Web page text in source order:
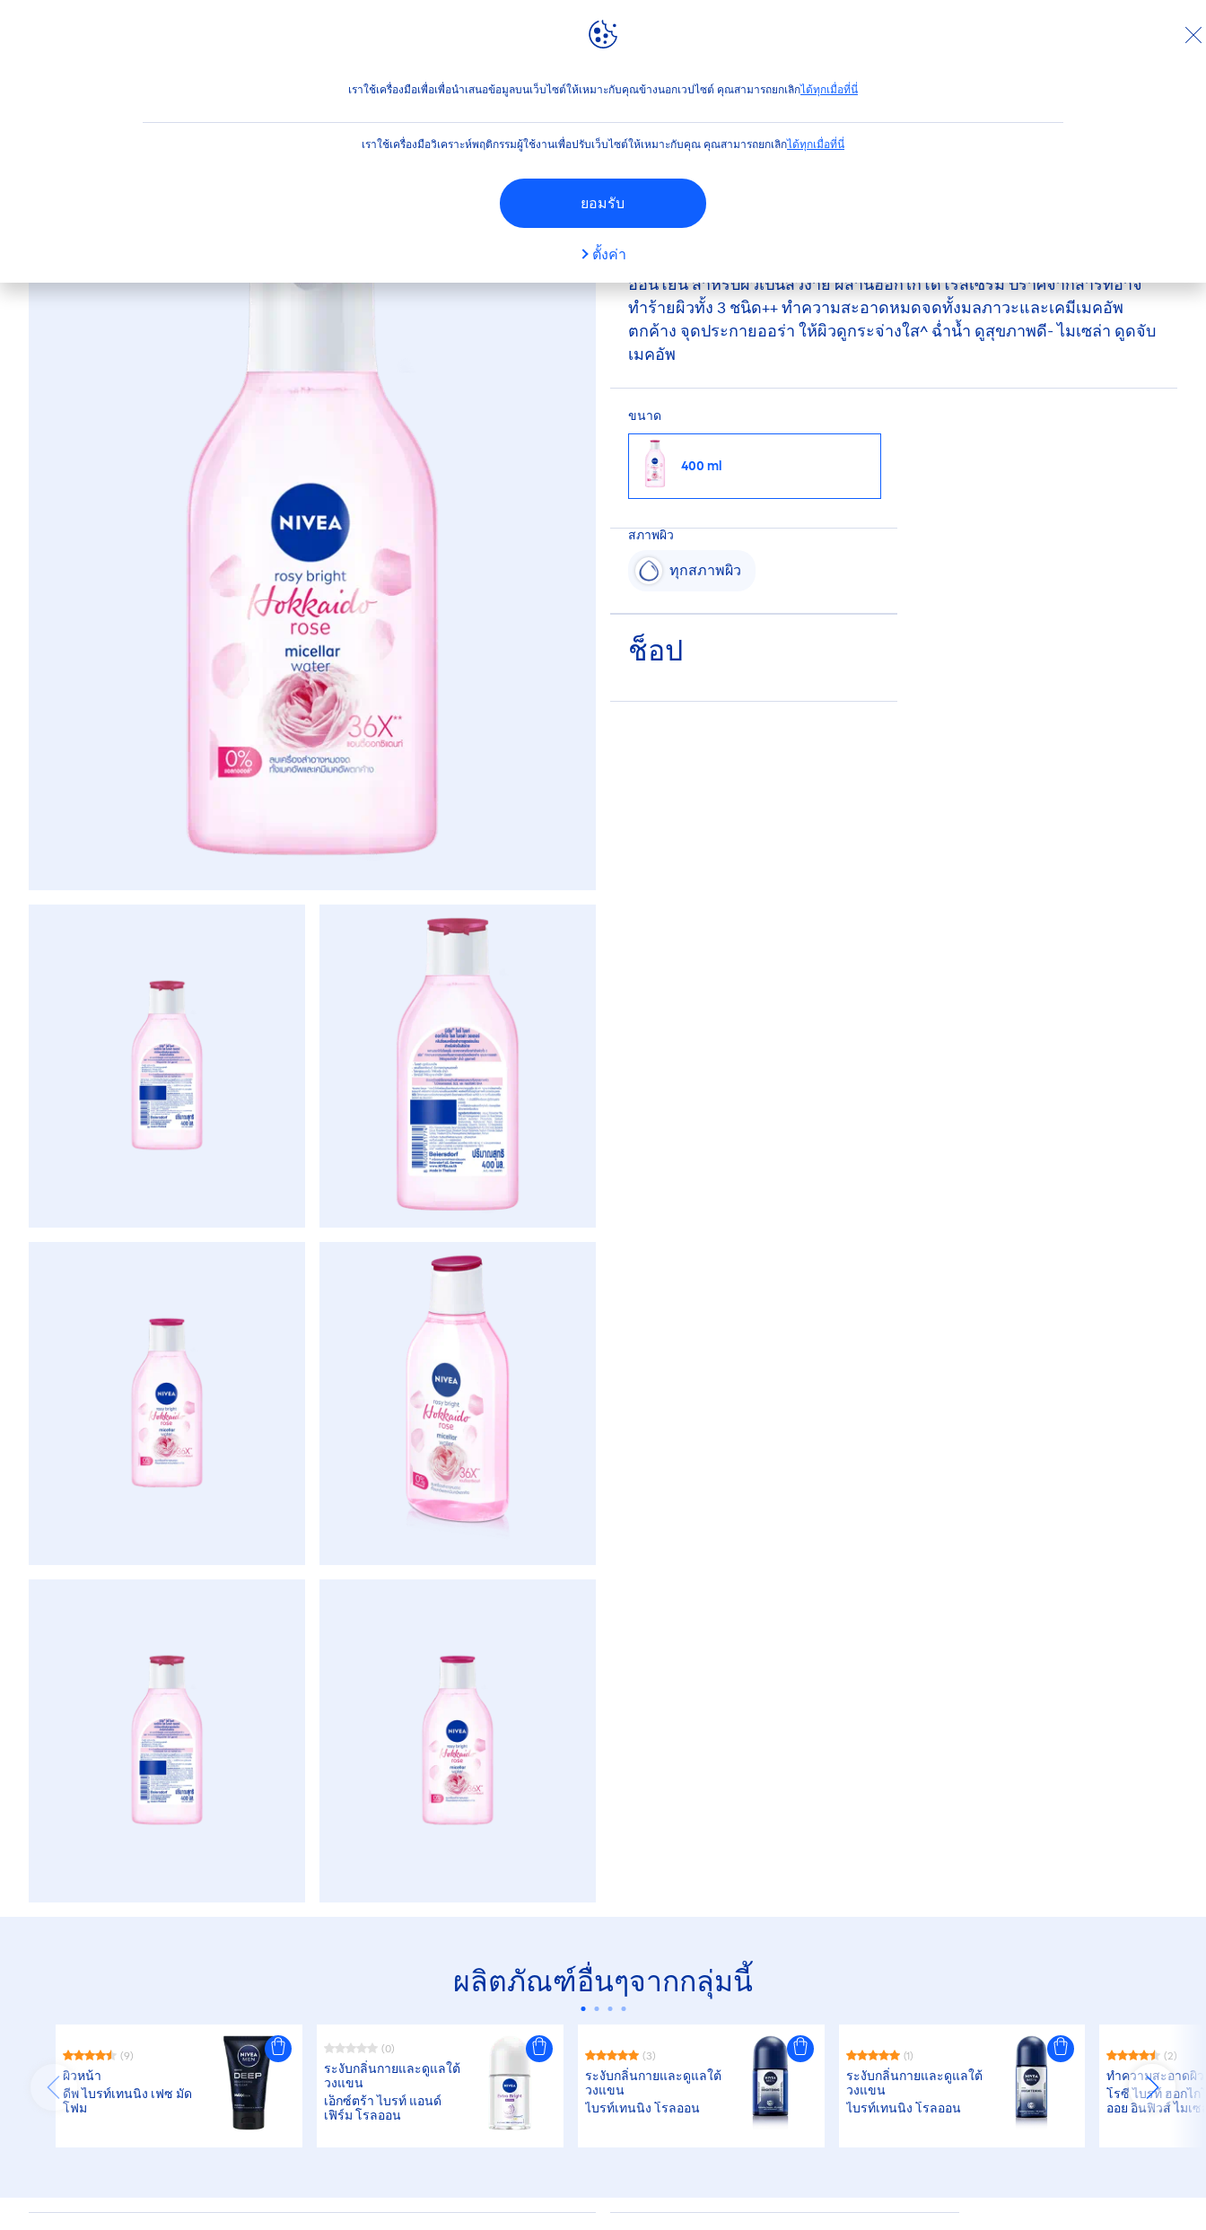
เราใช้เครื่องมือเพื่อเพื่อนำเสนอข้อมูลบนเว็บไซต์ให้เหมาะกับคุณข้างนอกเวปไซต์ คุณสามารถยกเลิกได้ทุกเมื่อที่นี่
เราใช้เครื่องมือวิเคราะห์พฤติกรรมผู้ใช้งานเพื่อปรับเว็บไซต์ให้เหมาะกับคุณ คุณสามารถยกเลิกได้ทุกเมื่อที่นี่
ยอมรับ
ตั้งค่า
ผลิตภัณฑ์ทำความสะอาดผิวหน้า โรซี่ ไบรท์ ฮอกไกโด โรส ไมเซล่า วอเตอร์
(14)
โรซี่ ไบรท์ ฮอกไกโด โรส ไมเซล่า วอเตอร์
อ่อนโยน สำหรับผิวเป็นสิวง่าย ผสานฮอกไกโดโรสเซรั่ม ปราศจากสารที่อาจ
ทำร้ายผิวทั้ง 3 ชนิด++ ทำความสะอาดหมดจดทั้งมลภาวะและเคมีเมคอัพ
ตกค้าง จุดประกายออร่า ให้ผิวดูกระจ่างใส^ ฉ่ำน้ำ ดูสุขภาพดี- ไมเซล่า ดูดจับ
เมคอัพ
ขนาด
400 ml
สภาพผิว
ทุกสภาพผิว
ช็อป
ผลิตภัณฑ์อื่นๆจากกลุ่มนี้
(9)
ผิวหน้า
ดีพ ไบรท์เทนนิ่ง เฟซ มัด
โฟม
(0)
ระงับกลิ่นกายและดูแลใต้
วงแขน
เอ็กซ์ตร้า ไบรท์ แอนด์
เฟิร์ม โรลออน
(3)
ระงับกลิ่นกายและดูแลใต้
วงแขน
ไบรท์เทนนิ่ง โรลออน
(1)
ระงับกลิ่นกายและดูแลใต้
วงแขน
ไบรท์เทนนิ่ง โรลออน
(2)
ทำความสะอาดผิ
โรซี่ ไบรท์ ฮอกไก
ออย อินฟิวส์ ไมเซ